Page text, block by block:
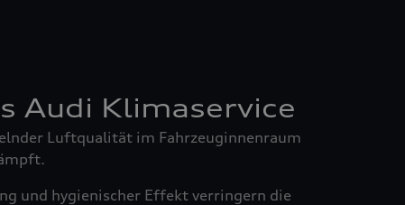
Audi Klimaservice
Luftqualität im Fahrzeuginnenraum
und hygienischer Effekt verringern die